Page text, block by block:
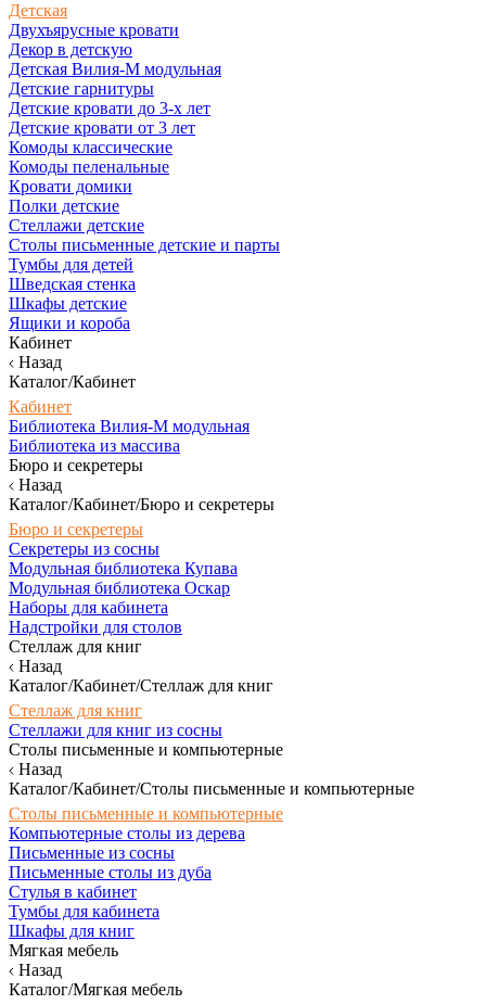
Детская
Двухъярусные кровати
Декор в детскую
Детская Вилия-М модульная
Детские гарнитуры
Детские кровати до 3-х лет
Детские кровати от 3 лет
Комоды классические
Комоды пеленальные
Кровати домики
Полки детские
Стеллажи детские
Столы письменные детские и парты
Тумбы для детей
Шведская стенка
Шкафы детские
Ящики и короба
Кабинет
Назад
Каталог/Кабинет
Кабинет
Библиотека Вилия-М модульная
Библиотека из массива
Бюро и секретеры
Назад
Каталог/Кабинет/Бюро и секретеры
Бюро и секретеры
Секретеры из сосны
Модульная библиотека Купава
Модульная библиотека Оскар
Наборы для кабинета
Надстройки для столов
Стеллаж для книг
Назад
Каталог/Кабинет/Стеллаж для книг
Стеллаж для книг
Стеллажи для книг из сосны
Столы письменные и компьютерные
Назад
Каталог/Кабинет/Столы письменные и компьютерные
Столы письменные и компьютерные
Компьютерные столы из дерева
Письменные из сосны
Письменные столы из дуба
Стулья в кабинет
Тумбы для кабинета
Шкафы для книг
Мягкая мебель
Назад
Каталог/Мягкая мебель